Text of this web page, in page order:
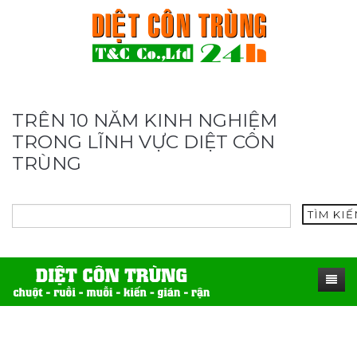
TRÊN 10 NĂM KINH NGHIỆM
TRONG LĨNH VỰC DIỆT CÔN
TRÙNG
TÌM